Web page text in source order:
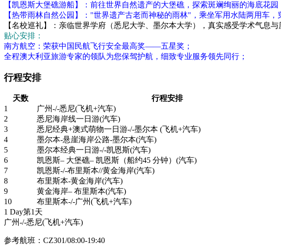
【凯恩斯大堡礁游船】：前往世界自然遗产的大堡礁，探索斑斓绚丽的海底花园
【热带雨林自然公园】："世界遗产古老而神秘的雨林"，乘坐军用水陆两用车
【名校巡礼】：亲临世界学府（悉尼大学、墨尔本大学），真实感受学术气息与
贴心安排：
南方航空：荣获中国民航飞行安全最高奖——五星奖；
全程澳大利亚旅游专家的领队为您保驾护航，细致专业服务领先同行；
行程安排
天数 行程安排
1
广州-/-悉尼(飞机+汽车)
2
悉尼海岸线一日游(汽车)
3
悉尼经典+澳式萌物一日游-/-墨尔本 (飞机+汽车)
4
墨尔本-悬崖海岸公路-墨尔本(汽车)
5
墨尔本经典一日游-/-凯恩斯(汽车)
6
凯恩斯– 大堡礁– 凯恩斯（船约45 分钟）(汽车)
7
凯恩斯-/-布里斯本//黄金海岸(汽车)
8
布里斯本-黄金海岸(汽车)
9
黄金海岸– 布里斯本(汽车)
10
布里斯本-/-广州(飞机+汽车)
1 Day第1天
广州-/-悉尼(飞机+汽车)
参考航班：CZ301/08:00-19:40